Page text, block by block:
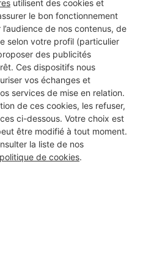
utilisent des cookies et
le bon fonctionnement
de nos contenus, de
selon votre profil (particulier
des publicités
Ces dispositifs nous
vos échanges et
services de mise en relation.
de ces cookies, les refuser,
ci-dessous. Votre choix est
être modifié à tout moment.
la liste de nos
politique de cookies.
Installateurs
vos travaux à
à-Pitre
CARAIBES